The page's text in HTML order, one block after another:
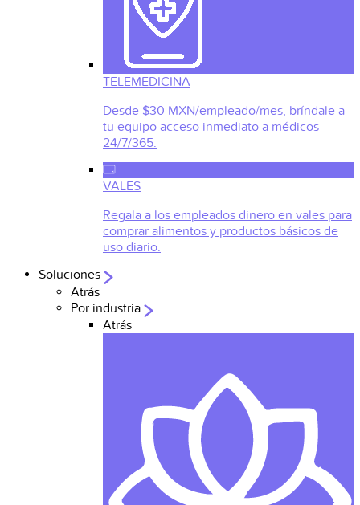
TELEMEDICINA
Desde $30 MXN/empleado/mes, bríndale a
tu equipo acceso inmediato a médicos
24/7/365.
VALES
Regala a los empleados dinero en vales para
comprar alimentos y productos básicos de
uso diario.
Soluciones
Atrás
Por industria
Atrás